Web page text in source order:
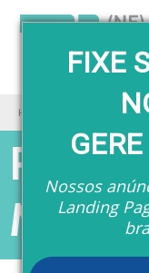
FIXE
Nossos
Landing
Home
Marco